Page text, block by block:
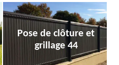
Pose de clôture et
grillage 44